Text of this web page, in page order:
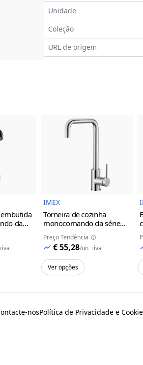
Unidade
Coleção
URL de origem
do Produto
da
Imagem do
IMEX
Torneira de cozinha
monocomando da série
Loira Imex
cinza/champanhe
Preço Tendência
€ 55,28/un +iva
Ver opções
nosPolítica de Privacidade e